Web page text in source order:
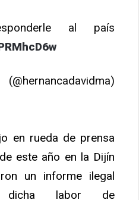
al país
en rueda de prensa
este año en la Dijín
un informe ilegal
dicha labor de